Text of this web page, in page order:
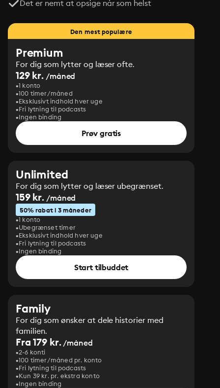
Det er nemt at opsige når som helst
Den mest populære
Premium
For dig som lytter og læser ofte.
129 kr. /måned
1 konto
100 timer/måned
Eksklusivt indhold hver uge
Fri lytning til podcasts
Ingen binding
Prøv gratis
Unlimited
For dig som lytter og læser ubegrænset.
159 kr. /måned
50% rabat i 3 måneder
1 konto
Ubegrænset timer
Eksklusivt indhold hver uge
Fri lytning til podcasts
Ingen binding
Start tilbuddet
Family
For dig som ønsker at dele historier med
familien.
Fra 179 kr./måned
2-6 konti
100 timer/måned pr. konto
Fri lytning til podcasts
Kun 39 kr. pr. ekstra konto
Ingen binding